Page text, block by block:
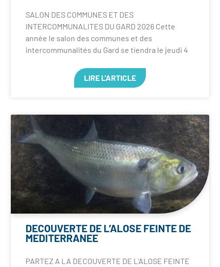
SALON DES COMMUNES ET DES
INTERCOMMUNALITES DU GARD 2026 Cette
année le salon des communes et des
intercommunalités du Gard se tiendra le jeudi 4
LIRE L'ARTICLE
DECOUVERTE DE L’ALOSE FEINTE DE
MEDITERRANEE
PARTEZ A LA DECOUVERTE DE L’ALOSE FEINTE